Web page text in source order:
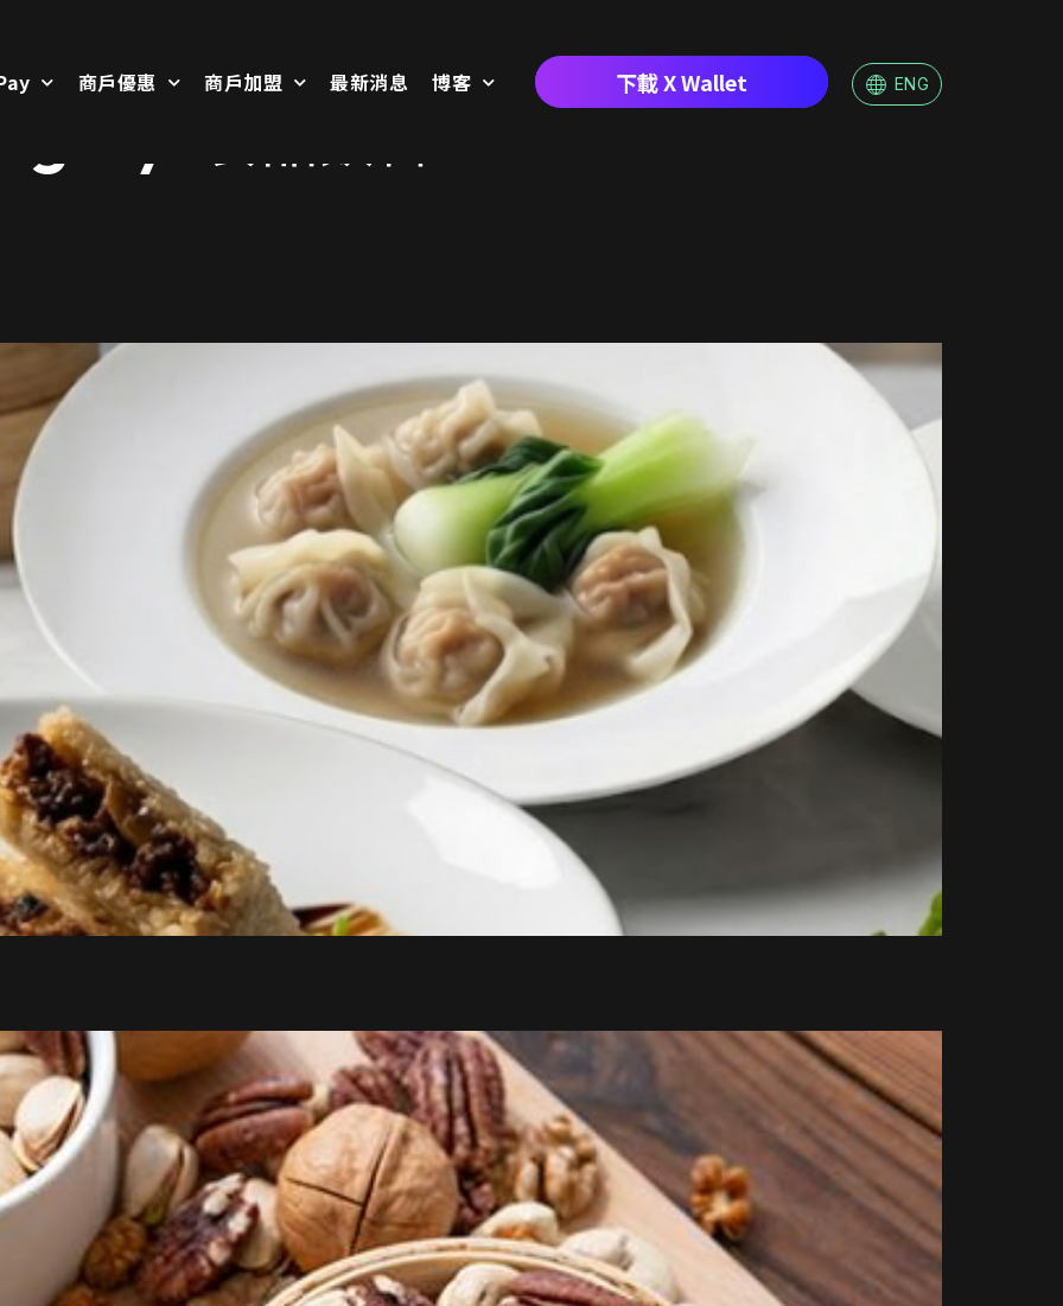
商戶優惠 商戶加盟 最新消息 博客 下載 X Wallet ENG